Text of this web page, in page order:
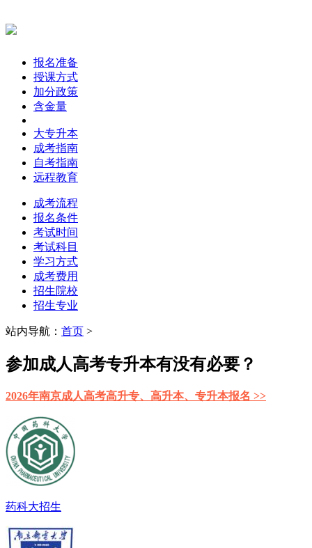
报名准备
授课方式
加分政策
含金量
大专升本
成考指南
自考指南
远程教育
成考流程
报名条件
考试时间
考试科目
学习方式
成考费用
招生院校
招生专业
站内导航： 首页 >
参加成人高考专升本有没有必要？
2026年南京成人高考高升专、高升本、专升本报名 >>
药科大招生